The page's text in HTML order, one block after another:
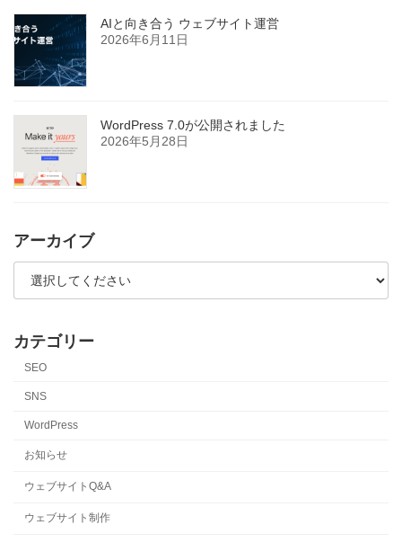
AIと向き合う ウェブサイト運営
2026年6月11日
WordPress 7.0が公開されました
2026年5月28日
アーカイブ
カテゴリー
SEO
SNS
WordPress
お知らせ
ウェブサイトQ&A
ウェブサイト制作